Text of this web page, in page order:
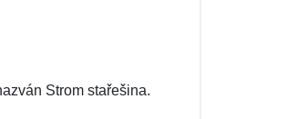
Strom stařešina.